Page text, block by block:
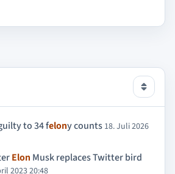
to 34 felony counts 18. Juli 2026
Elon Musk replaces Twitter bird
2023 20:48